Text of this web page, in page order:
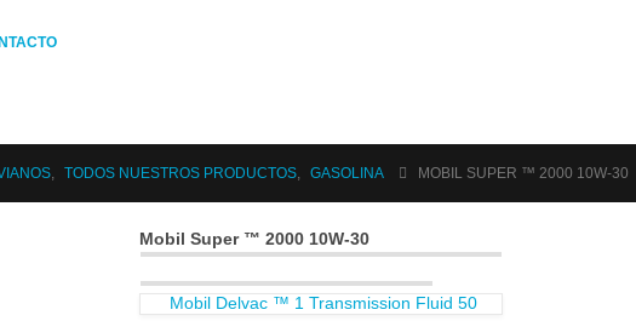
, TODOS NUESTROS PRODUCTOS, GASOLINA MOBIL SUPER ™ 2000 10W-30
Mobil Super ™ 2000 10W-30
Mobil Delvac ™ 1 Transmission Fluid 50